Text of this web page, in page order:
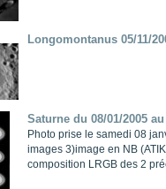
Longomontanus 05/11/
Saturne du 08/01/2005
Photo prise le samedi 08
images 3)image en NB
composition LRGB des 2